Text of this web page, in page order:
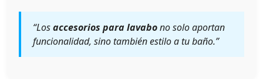
“Losaccesorios para lavabono solo aportan
funcionalidad, sino también estilo a tu baño.”